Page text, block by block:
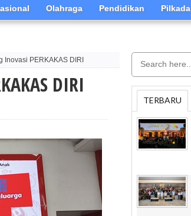
Olahraga Pendidikan Pilkada
Inovasi PERKAKAS DIRI
DIRI
TERBARU